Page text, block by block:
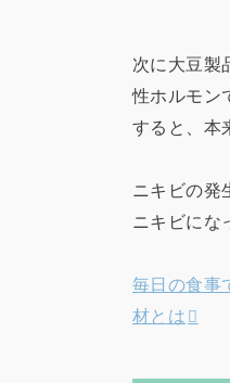
次に大豆製
性ホルモン
すると、本
ニキビの発
ニキビにな
毎日の食事
材とは